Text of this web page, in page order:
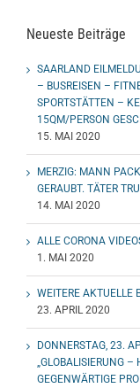
Neueste Beiträge
SAARLAND
– BUSREISEN –
SPORTSTÄTTEN –
15QM/PERSON
15. MAI 2020
MERZIG: MANN
GERAUBT. TÄTER
14. MAI 2020
ALLE CORONA
1. MAI 2020
WEITERE AKTUELLE
23. APRIL 2020
DONNERSTAG, 23.
„GLOBALISIERUNG
GEGENWÄRTIGE